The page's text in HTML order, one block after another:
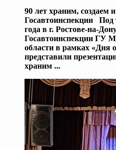
90 лет храним, создаем
Госавтоинспекции Под
года в г. Ростове-на-
Госавтоинспекции ГУ
области в рамках «Дня
представили
храним ...